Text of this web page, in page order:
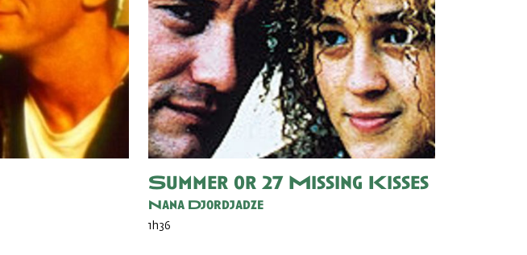
Summer or 27 Missing Kisses
Nana Djordjadze
1h36